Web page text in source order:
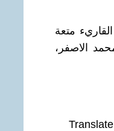
متعة
الاصفر،